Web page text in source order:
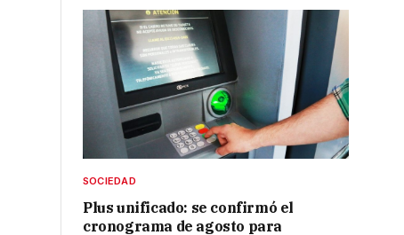
SOCIEDAD
Plus unificado: se confirmó el
cronograma de agosto para